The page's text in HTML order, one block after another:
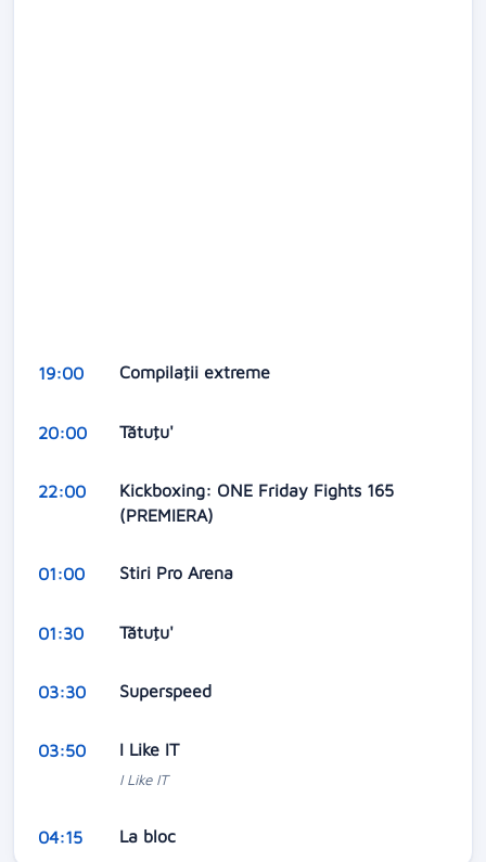
19:00 Compilaţii extreme
20:00 Tătuţu'
22:00
Kickboxing: ONE Friday Fights 165
(PREMIERA)
01:00 Stiri Pro Arena
01:30 Tătuţu'
03:30 Superspeed
03:50 I Like IT
I Like IT
04:15 La bloc